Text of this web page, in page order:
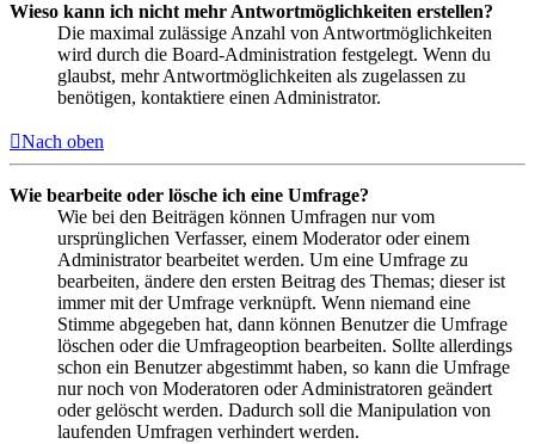
Wieso kann ich nicht mehr Antwortmöglichkeiten erstellen?
Die maximal zulässige Anzahl von Antwortmöglichkeiten
wird durch die Board-Administration festgelegt. Wenn du
glaubst, mehr Antwortmöglichkeiten als zugelassen zu
benötigen, kontaktiere einen Administrator.
Nach oben
Wie bearbeite oder lösche ich eine Umfrage?
Wie bei den Beiträgen können Umfragen nur vom
ursprünglichen Verfasser, einem Moderator oder einem
Administrator bearbeitet werden. Um eine Umfrage zu
bearbeiten, ändere den ersten Beitrag des Themas; dieser ist
immer mit der Umfrage verknüpft. Wenn niemand eine
Stimme abgegeben hat, dann können Benutzer die Umfrage
löschen oder die Umfrageoption bearbeiten. Sollte allerdings
schon ein Benutzer abgestimmt haben, so kann die Umfrage
nur noch von Moderatoren oder Administratoren geändert
oder gelöscht werden. Dadurch soll die Manipulation von
laufenden Umfragen verhindert werden.